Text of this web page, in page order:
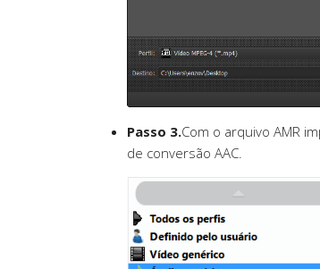
Passo 3.Com o arquivo AMR
de conversão AAC.